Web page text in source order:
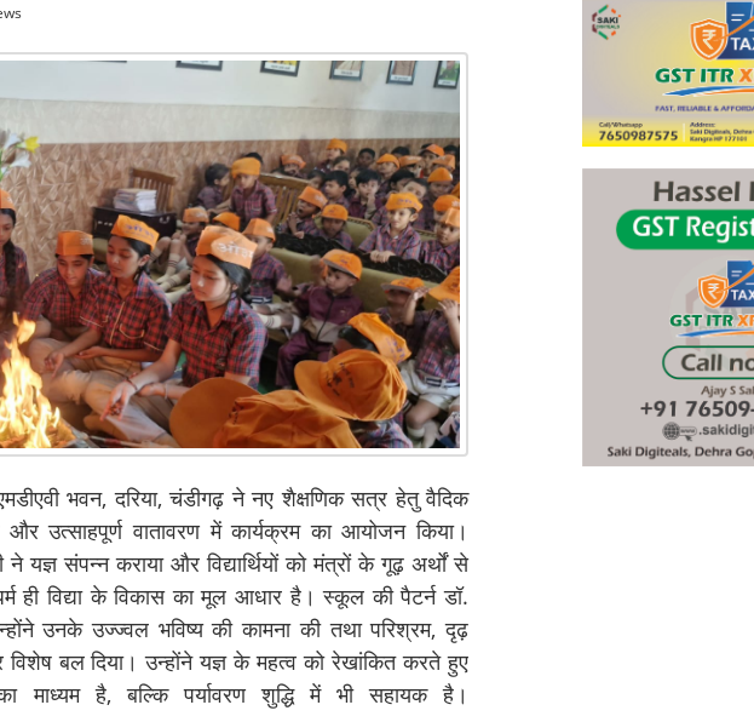
भवन, दरिया, चंडीगढ़ ने नए शैक्षणिक सत्र हेतु वैदिक
उत्साहपूर्ण वातावरण में कार्यक्रम का आयोजन किया।
यज्ञ संपन्न कराया और विद्यार्थियों को मंत्रों के गूढ़ अर्थों से
ही विद्या के विकास का मूल आधार है। स्कूल की पैटर्न डॉ.
उनके उज्ज्वल भविष्य की कामना की तथा परिश्रम, दृढ़
बल दिया। उन्होंने यज्ञ के महत्व को रेखांकित करते हुए
माध्यम है, बल्कि पर्यावरण शुद्धि में भी सहायक है।